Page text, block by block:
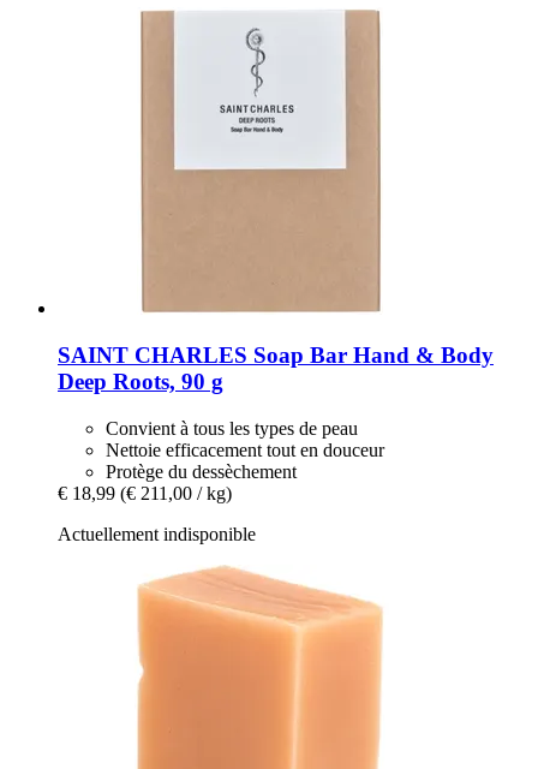
SAINT CHARLES Soap Bar Hand & Body
Deep Roots, 90 g
Convient à tous les types de peau
Nettoie efficacement tout en douceur
Protège du dessèchement
€ 18,99 (€ 211,00 / kg)
Actuellement indisponible